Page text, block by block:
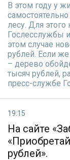
В этом году у
лесу. Для
Гослесслужбы
этом случае
рублей. Если
– дерево
тысяч рублей,
пресс-службе
19:15
На сайте
рублей».